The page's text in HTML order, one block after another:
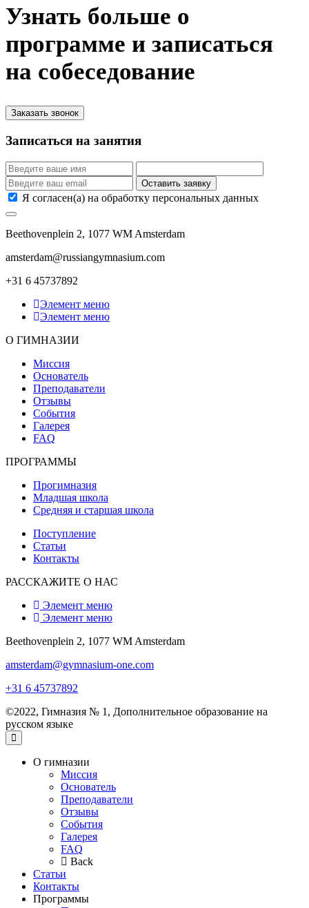
Узнать больше о
программе и записаться
на собеседование
Заказать звонок
Записаться на занятия
Я согласен(а) на обработку персональных данных
Beethovenplein 2, 1077 WM Amsterdam
amsterdam@russiangymnasium.com
+31 6 45737892
Элемент меню
Элемент меню
О ГИМНАЗИИ
Миссия
Основатель
Преподаватели
Отзывы
События
Галерея
FAQ
ПРОГРАММЫ
Прогимназия
Младшая школа
Средняя и старшая школа
Поступление
Статьи
Контакты
РАССКАЖИТЕ О НАС
Элемент меню
Элемент меню
Beethovenplein 2, 1077 WM Amsterdam
amsterdam@gymnasium-one.com
+31 6 45737892
©2022, Гимназия № 1, Дополнительное образование на
русском языке
О гимназии
Миссия
Основатель
Преподаватели
Отзывы
События
Галерея
FAQ
Back
Статьи
Контакты
Программы